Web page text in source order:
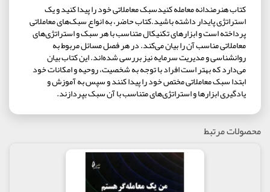
کتاب هنرمندانه معامله کنیدسبک معاملاتی خود را پیدا کنید و یک
استراتژی پایدار داشته باشید.کتاب حاضر، به انواع سبک‌های معاملاتی
پرداخته است و ابزارهای تکنيکال متناسب با هر سبک و استراتژی‌های
معاملاتی مناسب آن را بيان می‌کند. در هر فصل مسائل مربوط به
روانشناسی و مديريت سرمايه نيز بررسی شده‌اند. اين کتاب بيان
می‌دارد که بهتر است افراد با توجه به شخصيت، روحيه و امکانات خود
ابتدا سبک معاملاتی مختص خود را پيدا کنند و سپس به آموزش و
يادگيری ابزارها و استراتژی‌های متناسب با آن سبک بپردازند.
محصولات مرتبط